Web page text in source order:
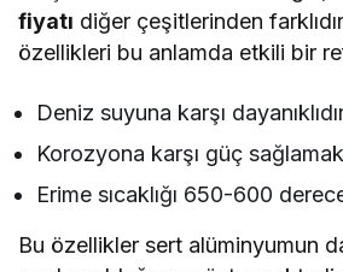
fiyatı diğer çeşitlerinden
özellikleri bu anlamda etkili bir
Deniz suyuna karşı
Korozyona karşı güç
Erime sıcaklığı 650-600
Bu özellikler sert alüminyumun